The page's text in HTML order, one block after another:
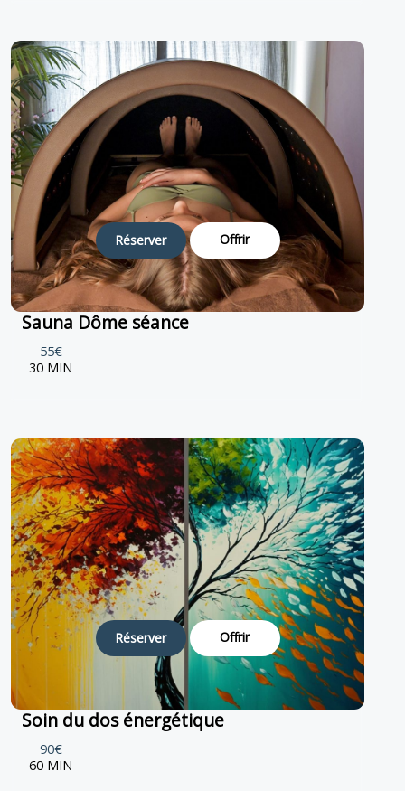
Réserver Offrir
Sauna Dôme séance
55€
30 MIN
Réserver Offrir
Soin du dos énergétique
90€
60 MIN